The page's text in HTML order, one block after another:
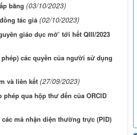
bằng (03/10/2023)
tác giả (02/10/2023)
giáo dục mở’ tới hết QIII/2023
các quyền của người sử dụng
và liên kết (27/09/2023)
qua hộp thư đến của ORCID
mã nhận diện thường trực (PID)